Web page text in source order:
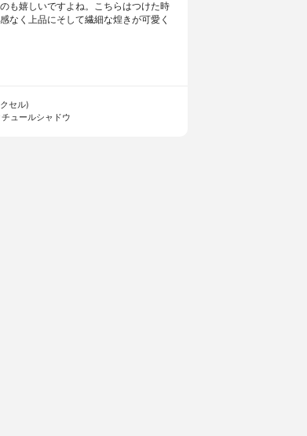
も嬉しいですよね。こちらはつけた時
なく上品にそして繊細な煌きが可愛く
セル)
ュールシャドウ